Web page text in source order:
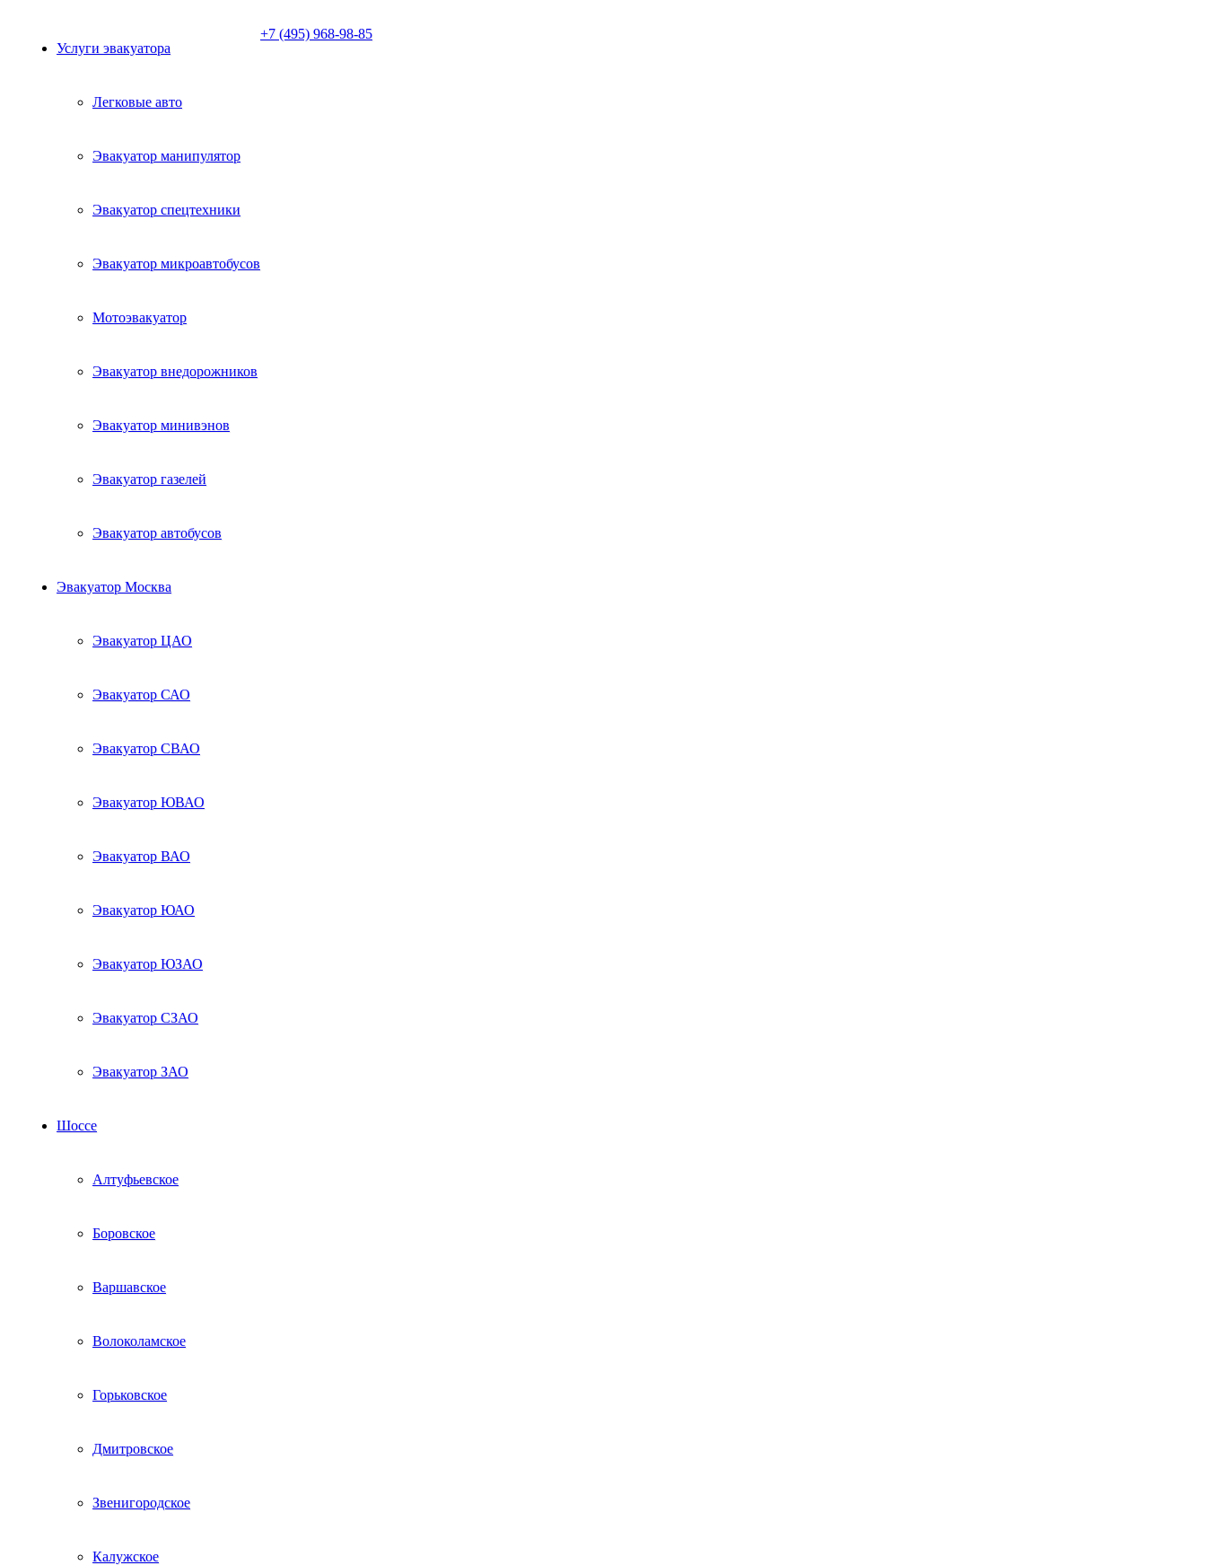
Услуги эвакуатора
Легковые авто
Эвакуатор манипулятор
Эвакуатор спецтехники
Эвакуатор микроавтобусов
Мотоэвакуатор
Эвакуатор внедорожников
Эвакуатор минивэнов
Эвакуатор газелей
Эвакуатор автобусов
Эвакуатор Москва
Эвакуатор ЦАО
Эвакуатор САО
Эвакуатор СВАО
Эвакуатор ЮВАО
Эвакуатор ВАО
Эвакуатор ЮАО
Эвакуатор ЮЗАО
Эвакуатор СЗАО
Эвакуатор ЗАО
Шоссе
Алтуфьевское
Боровское
Варшавское
Волоколамское
Горьковское
Дмитровское
Звенигородское
Калужское
+7 (495) 968-98-85